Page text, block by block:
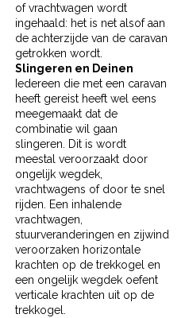
of vrachtwagen wordt
ingehaald: het is net alsof aan
de achterzijde van de caravan
getrokken wordt.
Slingeren en Deinen
Iedereen die met een caravan
heeft gereist heeft wel eens
meegemaakt dat de
combinatie wil gaan
slingeren. Dit is wordt
meestal veroorzaakt door
ongelijk wegdek,
vrachtwagens of door te snel
rijden. Een inhalende
vrachtwagen,
stuurveranderingen en zijwind
veroorzaken horizontale
krachten op de trekkogel en
een ongelijk wegdek oefent
verticale krachten uit op de
trekkogel.